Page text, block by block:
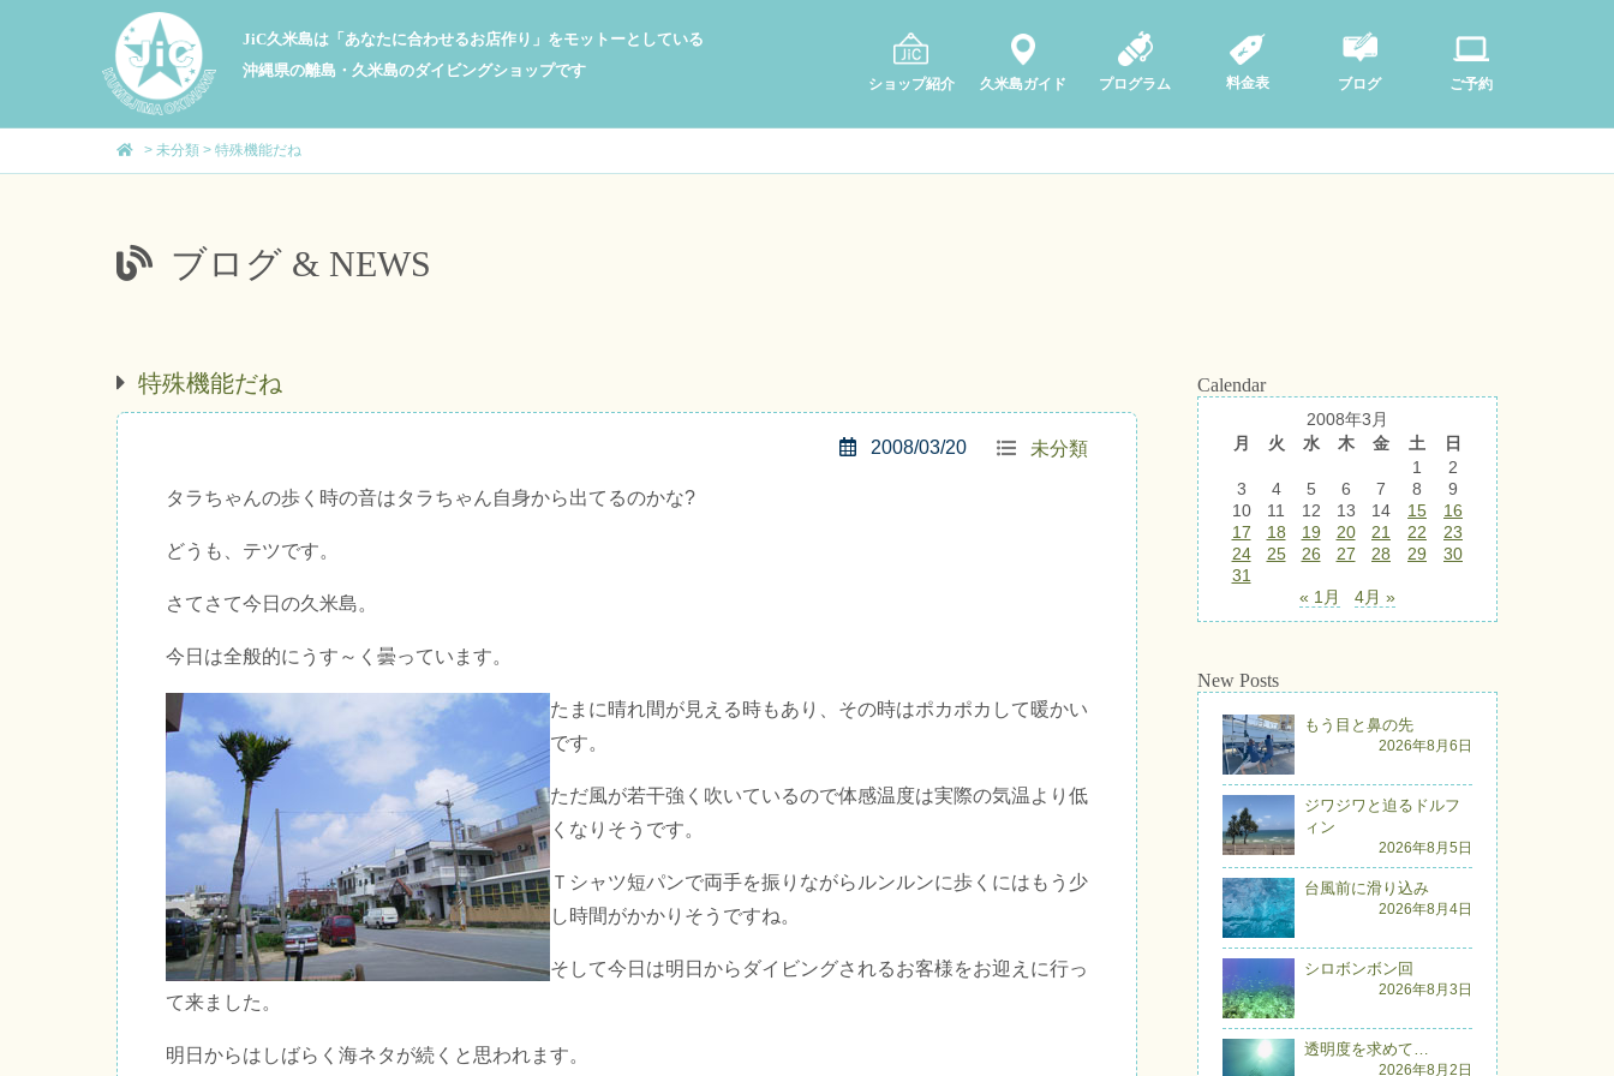
JiC久米島は「あなたに合わせるお店作り」をモットーとしている
沖縄県の離島・久米島のダイビングショップです
ショップ紹介 久米島ガイド プログラム 料金表 ブログ ご予約
> 未分類 > 特殊機能だね
ブログ & NEWS
特殊機能だね
未分類
2008/03/20
タラちゃんの歩く時の音はタラちゃん自身から出てるのかな?
どうも、テツです。
さてさて今日の久米島。
今日は全般的にうす～く曇っています。
たまに晴れ間が見える時もあり、その時はポカポカして暖かい
です。
ただ風が若干強く吹いているので体感温度は実際の気温より低
くなりそうです。
Ｔシャツ短パンで両手を振りながらルンルンに歩くにはもう少
し時間がかかりそうですね。
そして今日は明日からダイビングされるお客様をお迎えに行っ
て来ました。
明日からはしばらく海ネタが続くと思われます。
Calendar
2008年3月
月
火 水 木 金 土
日
1
2
3
4 5 6 7 8
9
10
11 12 13 14 15
16
17
18 19 20 21 22
23
24
25 26 27 28 29
30
31
« 1月
4月 »
New Posts
もう目と鼻の先
2026年8月6日
ジワジワと迫るドルフ
ィン
2026年8月5日
台風前に滑り込み
2026年8月4日
シロボンボン回
2026年8月3日
透明度を求めて…
2026年8月2日